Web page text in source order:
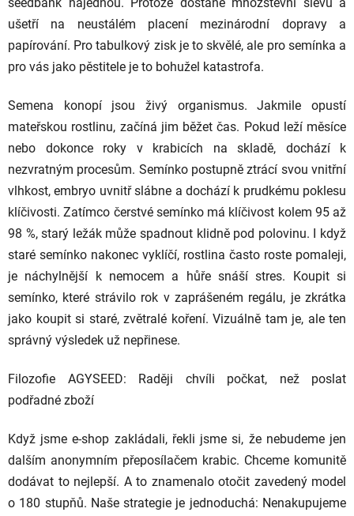
ušetří na neustálém placení mezinárodní dopravy a
papírování. Pro tabulkový zisk je to skvělé, ale pro semínka a
pro vás jako pěstitele je to bohužel katastrofa.
Semena konopí jsou živý organismus. Jakmile opustí
mateřskou rostlinu, začíná jim běžet čas. Pokud leží měsíce
nebo dokonce roky v krabicích na skladě, dochází k
nezvratným procesům. Semínko postupně ztrácí svou vnitřní
vlhkost, embryo uvnitř slábne a dochází k prudkému poklesu
klíčivosti. Zatímco čerstvé semínko má klíčivost kolem 95 až
98 %, starý ležák může spadnout klidně pod polovinu. I když
staré semínko nakonec vyklíčí, rostlina často roste pomaleji,
je náchylnější k nemocem a hůře snáší stres. Koupit si
semínko, které strávilo rok v zaprášeném regálu, je zkrátka
jako koupit si staré, zvětralé koření. Vizuálně tam je, ale ten
správný výsledek už nepřinese.
Filozofie AGYSEED: Raději chvíli počkat, než poslat
podřadné zboží
Když jsme e-shop zakládali, řekli jsme si, že nebudeme jen
dalším anonymním přeposílačem krabic. Chceme komunitě
dodávat to nejlepší. A to znamenalo otočit zavedený model
o 180 stupňů. Naše strategie je jednoduchá: Nenakupujeme